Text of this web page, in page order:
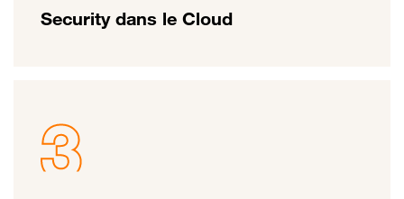
Security dans le Cloud